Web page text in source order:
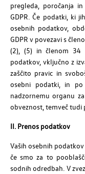
pregleda, poročanja
GDPR. Če podatki, ki
osebnih podatkov,
GDPR v povezavi s
(2), (5) in členom 34
podatkov, vključno z
zaščito pravic in
osebni podatki, in po
nadzornemu organu
obveznost, temveč tudi
II. Prenos podatkov
Vaših osebnih
če smo za to
sodnih odredbah. V